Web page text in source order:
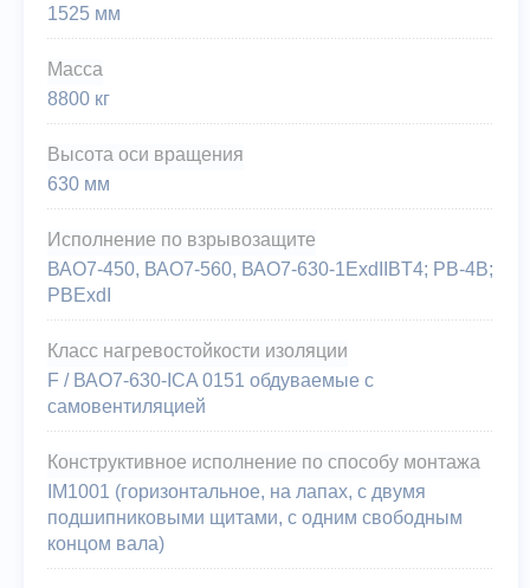
1525 мм
Масса
8800 кг
Высота оси вращения
630 мм
Исполнение по взрывозащите
ВАО7-450, ВАО7-560, ВАО7-630-1ExdIIBT4; PB-4B;
PBExdI
Класс нагревостойкости изоляции
F / ВАО7-630-ICA 0151 обдуваемые с
самовентиляцией
Конструктивное исполнение по способу монтажа
IM1001 (горизонтальное, на лапах, с двумя
подшипниковыми щитами, с одним свободным
концом вала)